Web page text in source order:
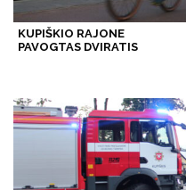
KUPIŠKIO RAJONE
PAVOGTAS DVIRATIS